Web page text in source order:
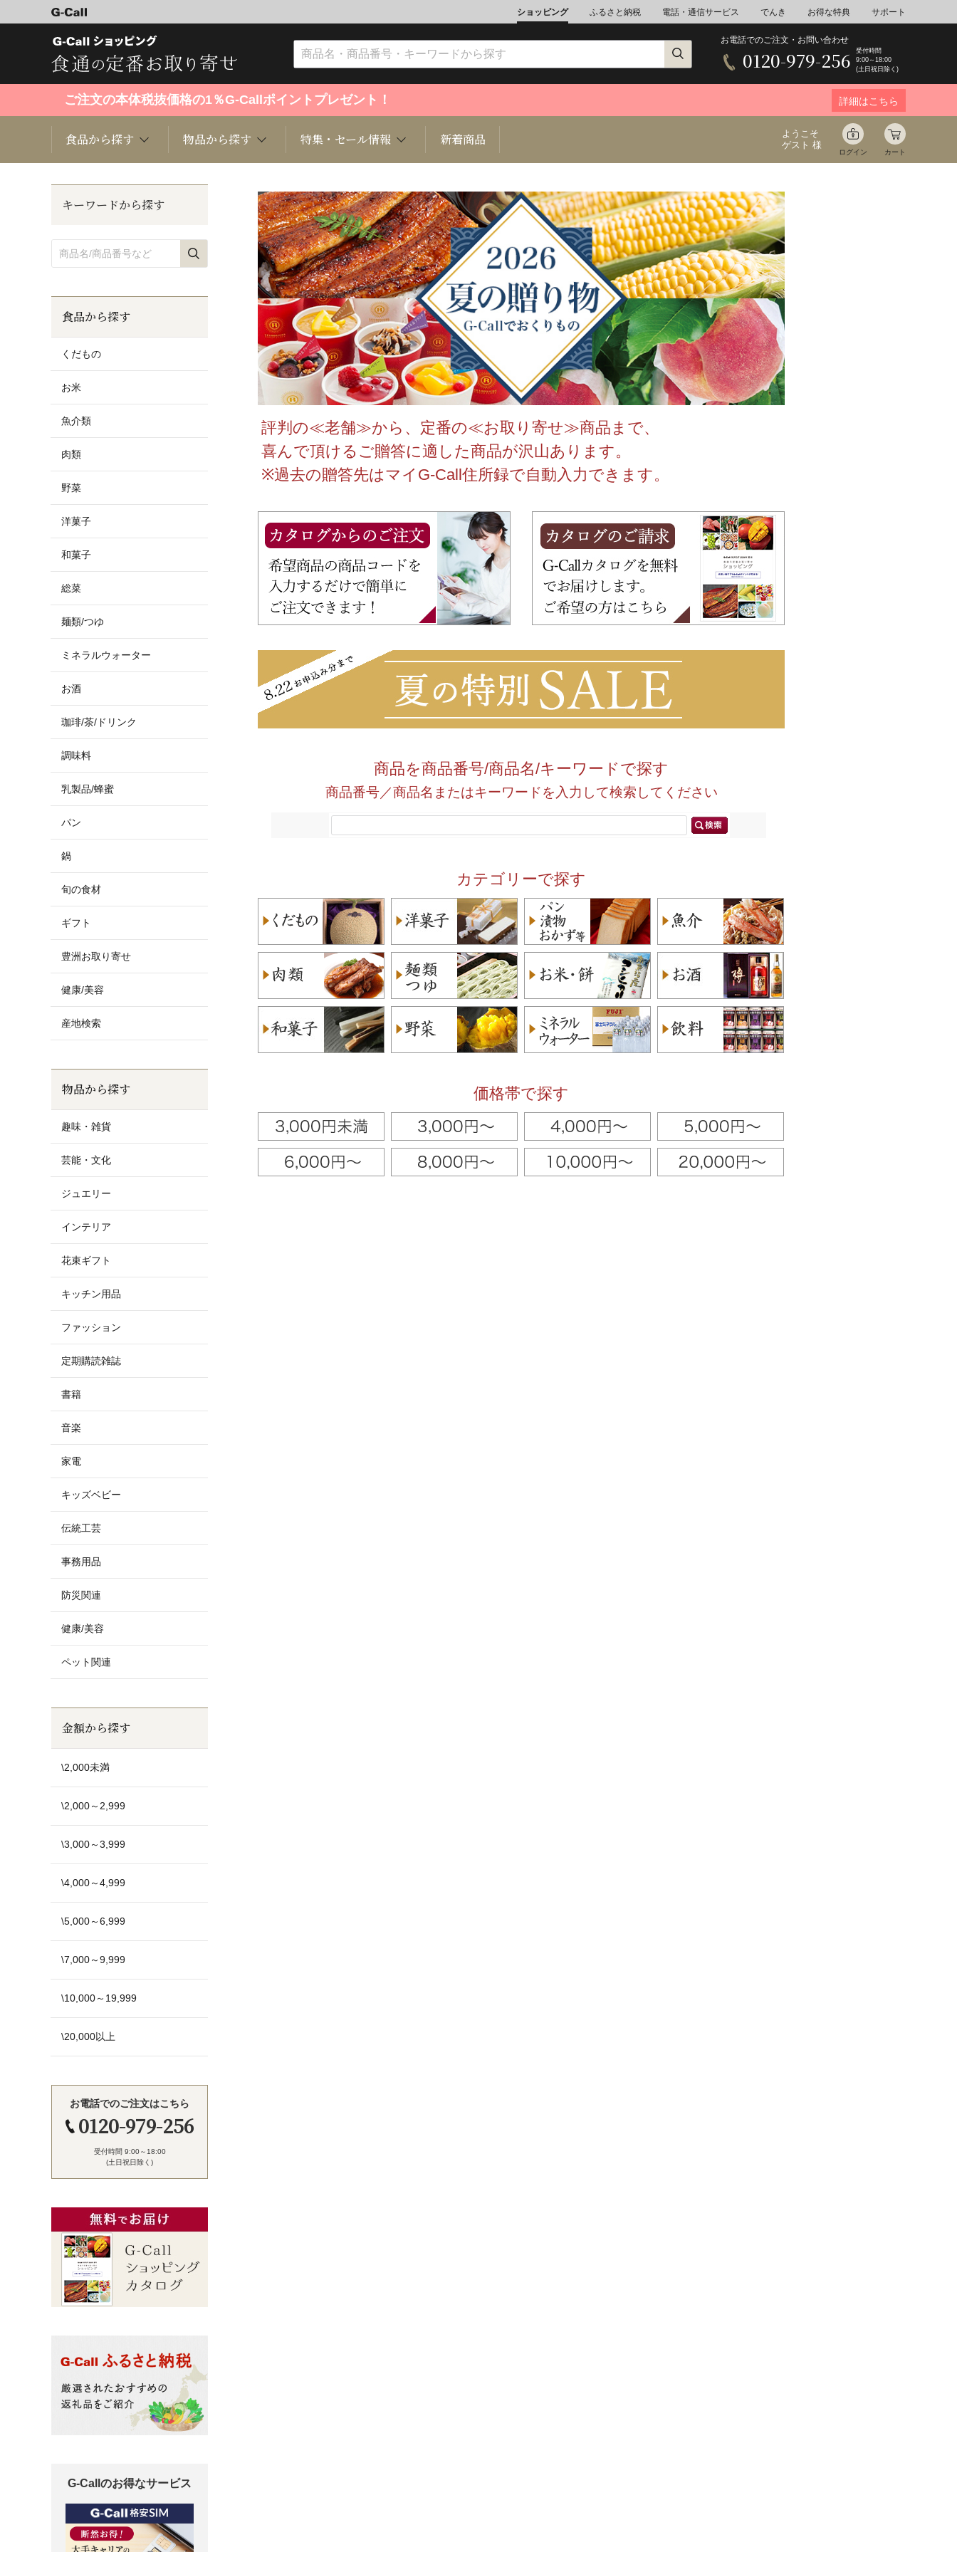
ショッピング ふるさと納税 電話・通信サービス でんき お得な特典 サポート
お電話でのご注文・お問い合わせ
0120-979-256
受付時間
9:00～18:00
(土日祝日除く)
ご注文の本体税抜価格の1％G-Callポイントプレゼント！ 詳細はこちら
食品から探す
お米 魚介類 肉類 野菜
和菓子 総菜 麺類/つゆ ミネラルウォーター
珈琲/茶/ドリンク 調味料 乳製品/蜂蜜 パン
鍋 旬の食材 ギフト 豊洲お取り寄せ 健康/美容
物品から探す
芸能・文化 ジュエリー インテリア 花束ギフト
ファッション 定期購読雑誌 書籍 音楽
キッズベビー 伝統工芸 事務用品 防災関連
健康/美容 ペット関連
特集・セール情報 新着商品
ようこそ
ゲスト 様
ログイン カート
評判の≪老舗≫から、定番の≪お取り寄せ≫商品まで、
喜んで頂けるご贈答に適した商品が沢山あります。
※過去の贈答先はマイG-Call住所録で自動入力できます。
商品を商品番号/商品名/キーワードで探す
商品番号／商品名またはキーワードを入力して検索してください
カテゴリーで探す
価格帯で探す
キーワードから探す
食品から探す
くだもの
お米
魚介類
肉類
野菜
洋菓子
和菓子
総菜
麺類/つゆ
ミネラルウォーター
お酒
珈琲/茶/ドリンク
調味料
乳製品/蜂蜜
パン
鍋
旬の食材
ギフト
豊洲お取り寄せ
健康/美容
産地検索
物品から探す
趣味・雑貨
芸能・文化
ジュエリー
インテリア
花束ギフト
キッチン用品
ファッション
定期購読雑誌
書籍
音楽
家電
キッズベビー
伝統工芸
事務用品
防災関連
健康/美容
ペット関連
金額から探す
\2,000未満
\2,000～2,999
\3,000～3,999
\4,000～4,999
\5,000～6,999
\7,000～9,999
\10,000～19,999
\20,000以上
お電話でのご注文はこちら
0120-979-256
受付時間 9:00～18:00
(土日祝日除く)
G-Callのお得なサービス